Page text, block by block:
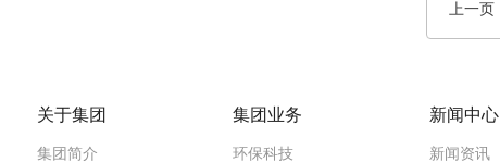
上一页
关于集团
集团简介
集团业务
环保科技
新闻中心
新闻资讯